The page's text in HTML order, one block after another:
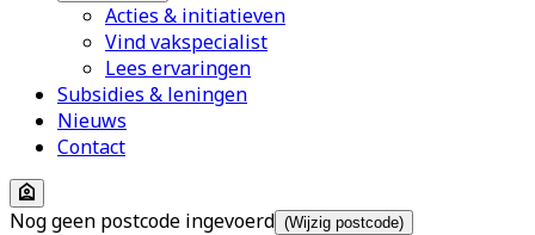
Acties & initiatieven
Vind vakspecialist
Lees ervaringen
Subsidies & leningen
Nieuws
Contact
Nog geen postcode ingevoerd (Wijzig postcode)